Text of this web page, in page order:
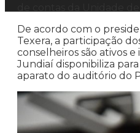
De acordo com o
Texera, a participação
conselheiros são ativos
Jundiaí disponibiliza
aparato do auditório do